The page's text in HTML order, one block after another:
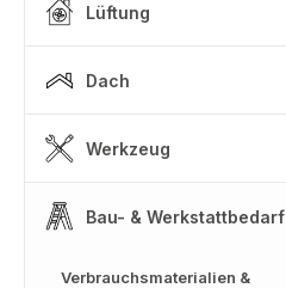
Lüftung
Dach
Werkzeug
Bau- & Werkstattbedarf
Verbrauchsmaterialien &